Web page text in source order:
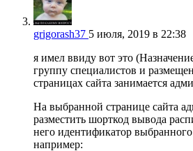
grigorash37 5 июля, 2019 в 22:38
я имел ввиду вот это
группу специалистов и
страницах сайта занимается
На выбранной странице сайта
разместить шорткод вывода
него идентификатор
например: